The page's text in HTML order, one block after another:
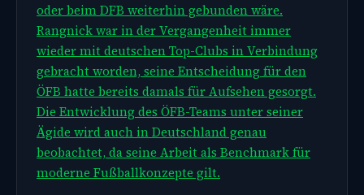
oder beim DFB weiterhin gebunden wäre.
Rangnick war in der Vergangenheit immer
wieder mit deutschen Top-Clubs in Verbindung
gebracht worden, seine Entscheidung für den
ÖFB hatte bereits damals für Aufsehen gesorgt.
Die Entwicklung des ÖFB-Teams unter seiner
Ägide wird auch in Deutschland genau
beobachtet, da seine Arbeit als Benchmark für
moderne Fußballkonzepte gilt.